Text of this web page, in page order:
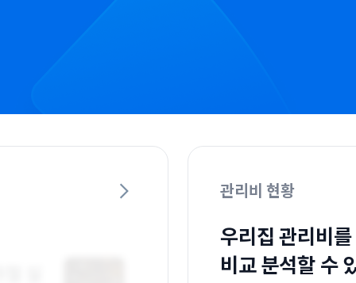
관리비 현황
우리집 관리비
비교 분석할 수